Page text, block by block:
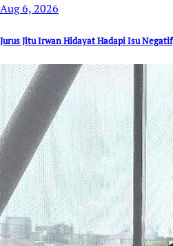
Aug 6, 2026
Jurus Jitu Irwan Hidayat Hadapi Isu Negatif